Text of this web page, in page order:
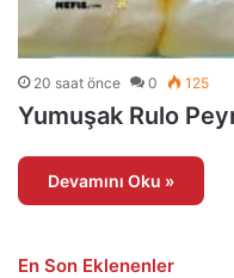
20 saat önce 0 125
Yumuşak Rulo
Devamını Oku »
En Son Eklenenler